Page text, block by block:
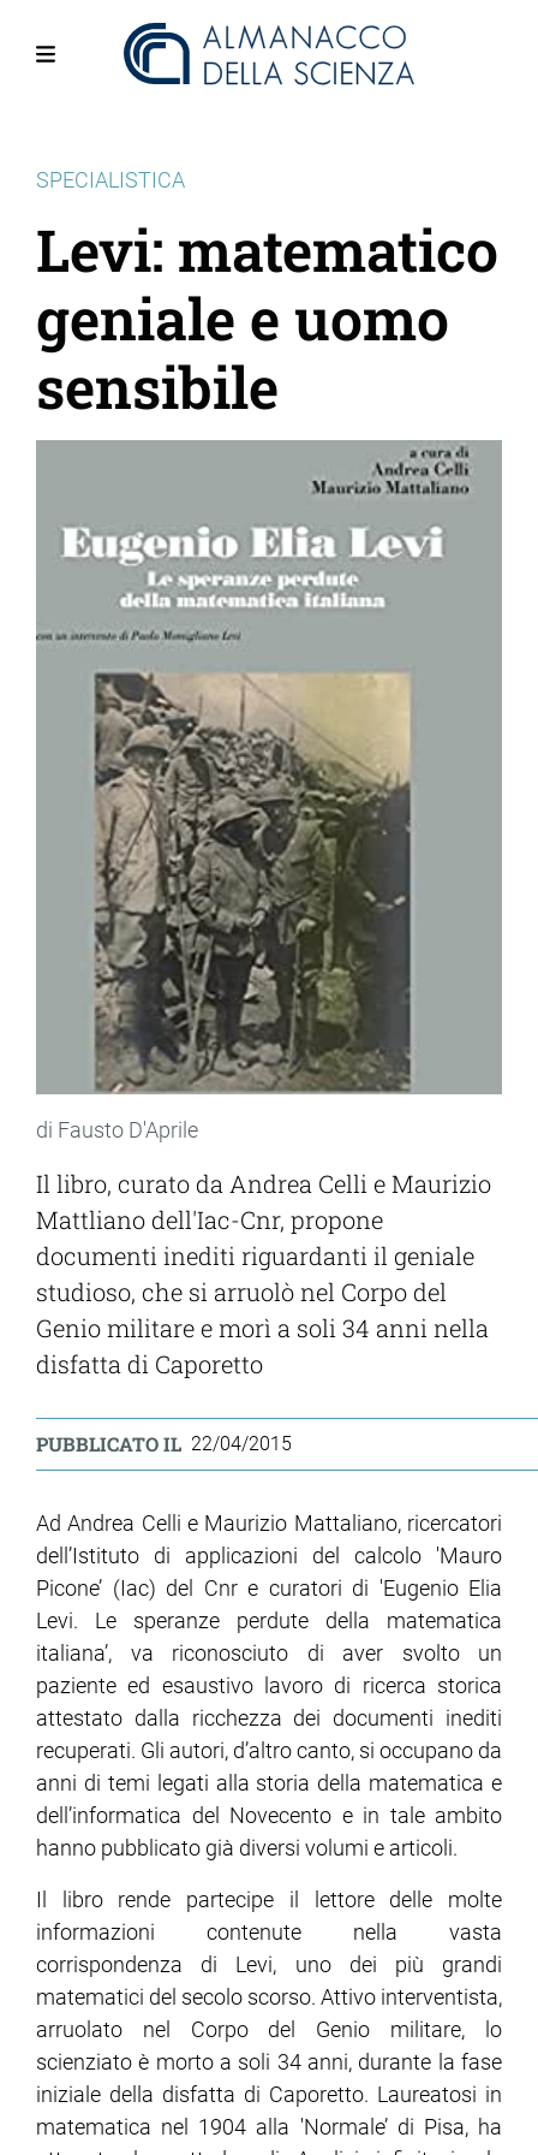
SPECIALISTICA
Levi: matematico
geniale e uomo
sensibile
di Fausto D'Aprile
Il libro, curato da Andrea Celli e Maurizio
Mattliano dell'Iac-Cnr, propone
documenti inediti riguardanti il geniale
studioso, che si arruolò nel Corpo del
Genio militare e morì a soli 34 anni nella
disfatta di Caporetto
PUBBLICATO IL 22/04/2015
Ad Andrea Celli e Maurizio Mattaliano, ricercatori
dell’Istituto di applicazioni del calcolo 'Mauro
Picone’ (Iac) del Cnr e curatori di 'Eugenio Elia
Levi. Le speranze perdute della matematica
italiana’, va riconosciuto di aver svolto un
paziente ed esaustivo lavoro di ricerca storica
attestato dalla ricchezza dei documenti inediti
recuperati. Gli autori, d’altro canto, si occupano da
anni di temi legati alla storia della matematica e
dell’informatica del Novecento e in tale ambito
hanno pubblicato già diversi volumi e articoli.
Il libro rende partecipe il lettore delle molte
informazioni contenute nella vasta
corrispondenza di Levi, uno dei più grandi
matematici del secolo scorso. Attivo interventista,
arruolato nel Corpo del Genio militare, lo
scienziato è morto a soli 34 anni, durante la fase
iniziale della disfatta di Caporetto. Laureatosi in
matematica nel 1904 alla 'Normale’ di Pisa, ha